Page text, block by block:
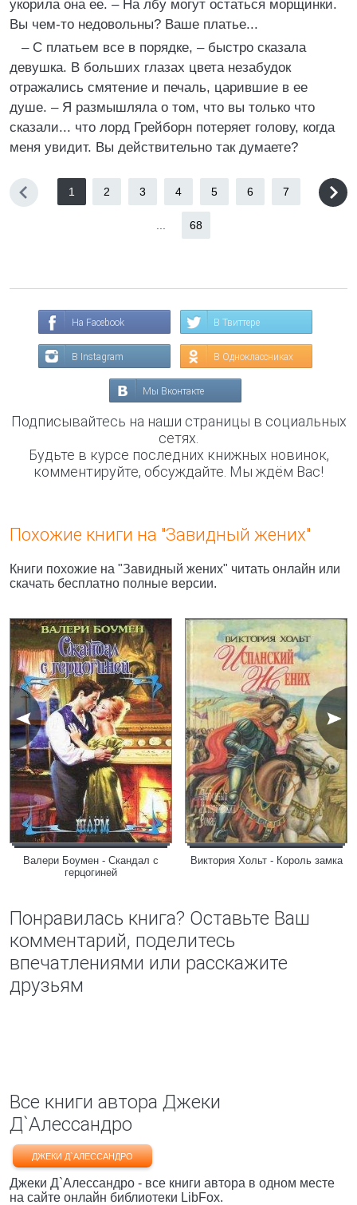
укорила она ее. – На лбу могут остаться морщинки.
Вы чем-то недовольны? Ваше платье...
– С платьем все в порядке, – быстро сказала
девушка. В больших глазах цвета незабудок
отражались смятение и печаль, царившие в ее
душе. – Я размышляла о том, что вы только что
сказали... что лорд Грейборн потеряет голову, когда
меня увидит. Вы действительно так думаете?
1 2 3 4 5 6 7
68
На Facebook В Твиттере
В Instagram В Одноклассниках
Мы Вконтакте
Подписывайтесь на наши страницы в социальных
сетях.
Будьте в курсе последних книжных новинок,
комментируйте, обсуждайте. Мы ждём Вас!
Похожие книги на "Завидный жених"
Книги похожие на "Завидный жених" читать онлайн или
скачать бесплатно полные версии.
Валери Боумен - Скандал с
герцогиней
Виктория Хольт - Король замка
Понравилась книга? Оставьте Ваш
комментарий, поделитесь
впечатлениями или расскажите
друзьям
Все книги автора Джеки
Д`Алессандро
ДЖЕКИ Д`АЛЕССАНДРО
Джеки Д`Алессандро - все книги автора в одном месте
на сайте онлайн библиотеки LibFox.